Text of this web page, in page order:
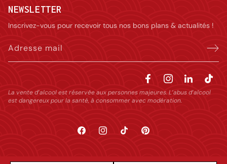
NEWSLETTER
Inscrivez-vous pour recevoir tous nos bons plans & actualités !
Adresse mail
La vente d’alcool est réservée aux personnes majeures. L’abus d’alcool
est dangereux pour la santé, à consommer avec modération.
FacebookInstagramTikTok Pinterest